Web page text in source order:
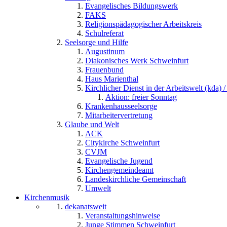
Evangelisches Bildungswerk
FAKS
Religionspädagogischer Arbeitskreis
Schulreferat
Seelsorge und Hilfe
Augustinum
Diakonisches Werk Schweinfurt
Frauenbund
Haus Marienthal
Kirchlicher Dienst in der Arbeitswelt (kda) /
Aktion: freier Sonntag
Krankenhausseelsorge
Mitarbeitervertretung
Glaube und Welt
ACK
Citykirche Schweinfurt
CVJM
Evangelische Jugend
Kirchengemeindeamt
Landeskirchliche Gemeinschaft
Umwelt
Kirchenmusik
dekanatsweit
Veranstaltungshinweise
Junge Stimmen Schweinfurt